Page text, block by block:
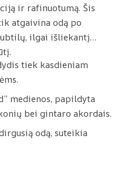
ir rafinuotumą. Šis
atgaivina odą po
ilgai išliekantį
tiek kasdieniam
medienos, papildyta
bei gintaro akordais.
odą, suteikia